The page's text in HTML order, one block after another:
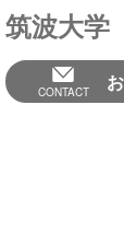
筑波大
CONTACT